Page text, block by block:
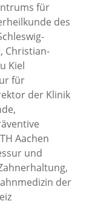
für
des
Christian-
Kiel
für
der Klinik
Aachen
und
der